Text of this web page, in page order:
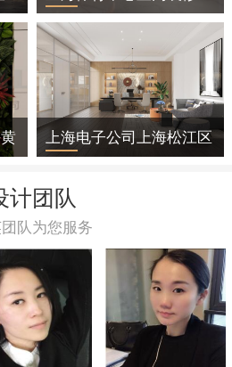
程
上海电子公司上海松江区
计团队
队为您服务